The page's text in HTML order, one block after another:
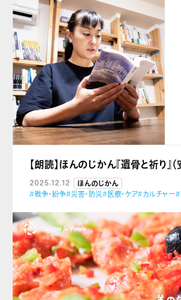
【朗読】ほんのじかん『遺骨と祈り』
2025.12.12
ほんのじかん
#戦争・紛争#災害・防災#医療・ケア#カルチャー#